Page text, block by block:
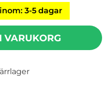
3-5 dagar
VARUKORG